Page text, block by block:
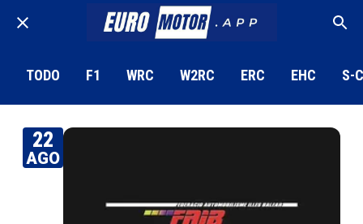
TODO F1 WRC W2RC ERC EHC S-
22
AGO